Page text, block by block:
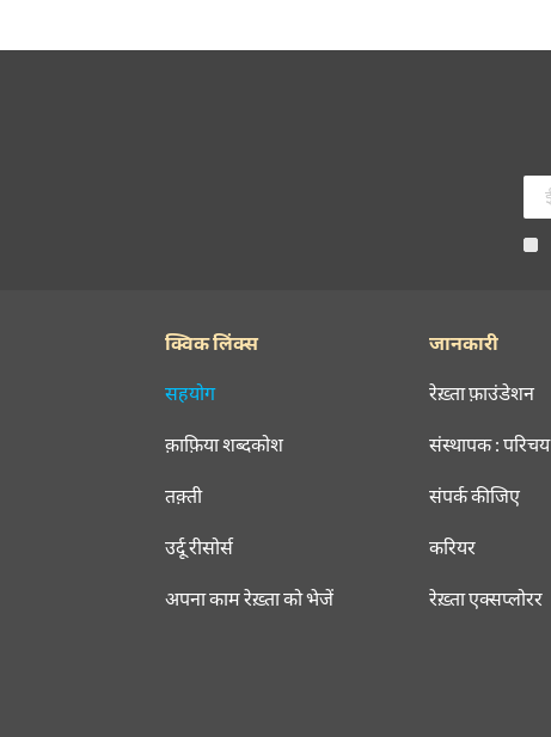
क्विक लिंक्स
सहयोग
क़ाफ़िया शब्दकोश
तक़्ती
उर्दू रीसोर्स
अपना काम रेख़्ता को भेजें
जानकारी
रेख़्ता फ़ाउंडेशन
संस्थापक : परिचय
संपर्क कीजिए
करियर
रेख़्ता एक्सप्लोरर